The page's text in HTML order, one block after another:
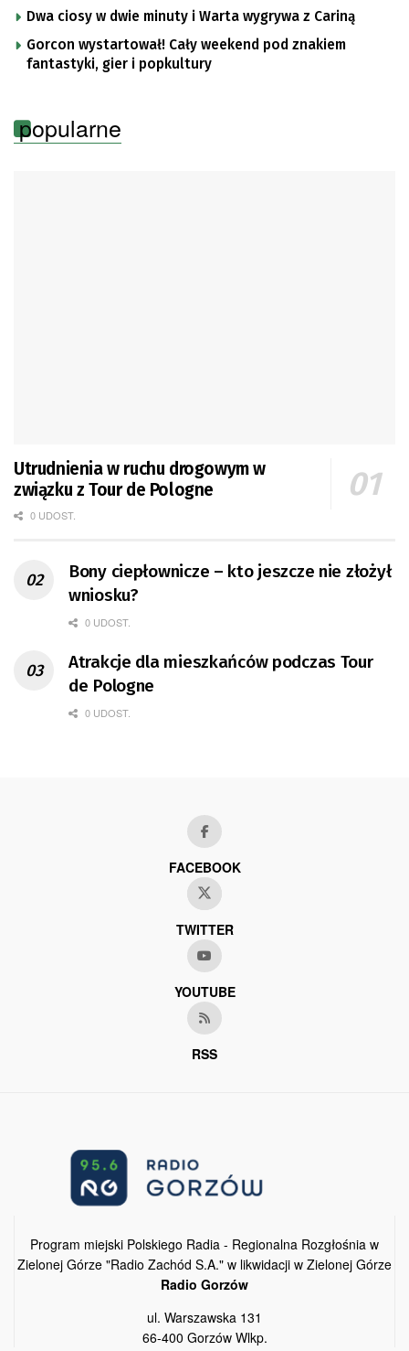
Dwa ciosy w dwie minuty i Warta wygrywa z Cariną
Gorcon wystartował! Cały weekend pod znakiem
fantastyki, gier i popkultury
popularne
Utrudnienia w ruchu drogowym w
związku z Tour de Pologne
0 UDOST.
Bony ciepłownicze – kto jeszcze nie złożył
wniosku?
0 UDOST.
Atrakcje dla mieszkańców podczas Tour
de Pologne
0 UDOST.
FACEBOOK
TWITTER
YOUTUBE
RSS
Program miejski Polskiego Radia - Regionalna Rozgłośnia w
Zielonej Górze "Radio Zachód S.A." w likwidacji w Zielonej Górze
Radio Gorzów
ul. Warszawska 131
66-400 Gorzów Wlkp.